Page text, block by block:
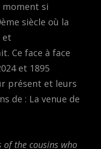
moment si
siècle où la
et
Ce face à face
et 1895
présent et leurs
de : La venue de
of the cousins who